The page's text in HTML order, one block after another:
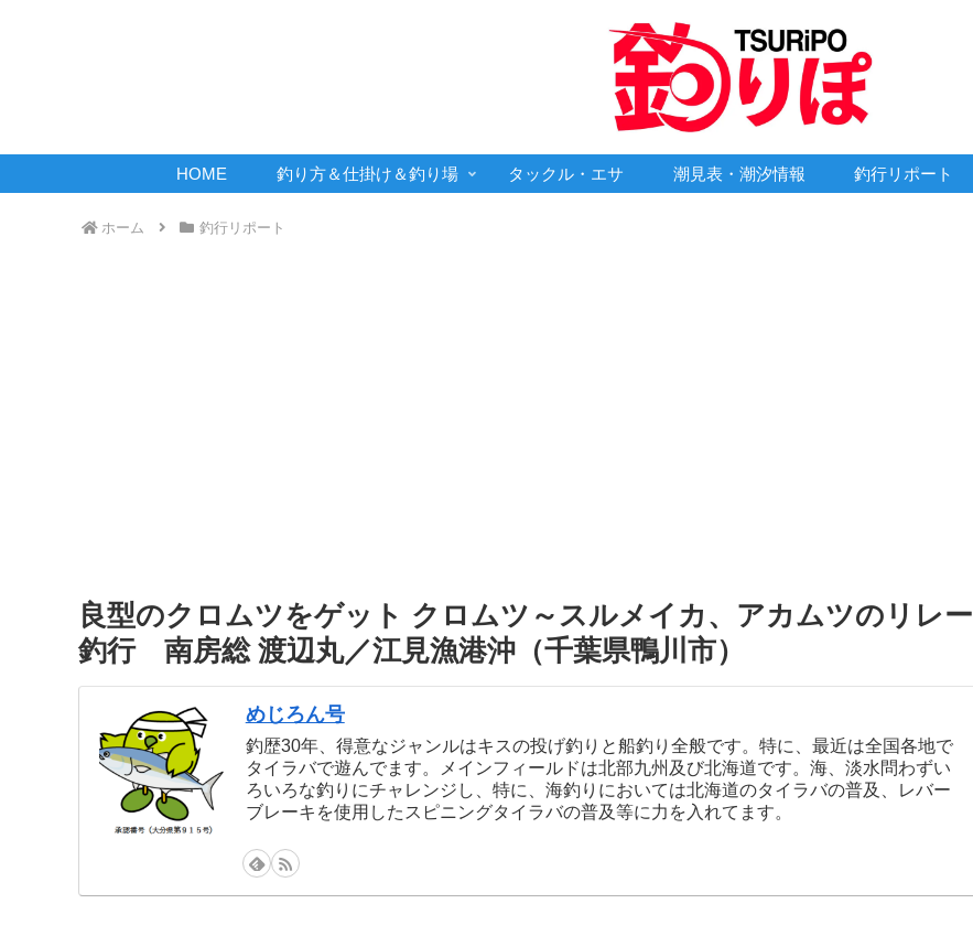
HOME 釣り方＆仕掛け＆釣り場 タックル・エサ 潮見表・潮汐情報 釣行リポート
ホーム 釣行リポート
良型のクロムツをゲット クロムツ～スルメイカ、アカムツのリレー
釣行 南房総 渡辺丸／江見漁港沖（千葉県鴨川市）
めじろん号
釣歴30年、得意なジャンルはキスの投げ釣りと船釣り全般です。特に、最近は全国各地で
タイラバで遊んでます。メインフィールドは北部九州及び北海道です。海、淡水問わずい
ろいろな釣りにチャレンジし、特に、海釣りにおいては北海道のタイラバの普及、レバー
ブレーキを使用したスピニングタイラバの普及等に力を入れてます。